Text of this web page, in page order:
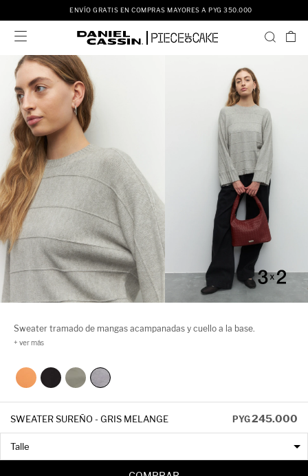
ENVÍO GRATIS EN COMPRAS MAYORES A PYG 350.000

Sweater tramado de mangas acampanadas y cuello a la base.
SWEATER SUREÑO - GRIS MELANGE PYG245.000